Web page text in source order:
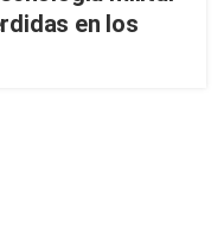
en los